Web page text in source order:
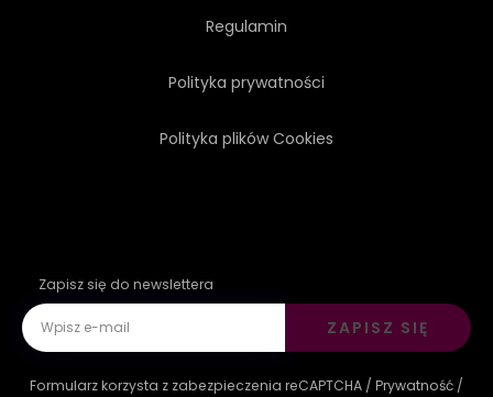
Regulamin
Polityka prywatności
Polityka plików Cookies
Zapisz się do newslettera
ZAPISZ SIĘ
Formularz korzysta z zabezpieczenia reCAPTCHA / Prywatność /